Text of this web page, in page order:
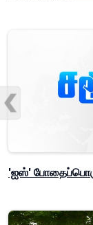
'ஐஸ்'